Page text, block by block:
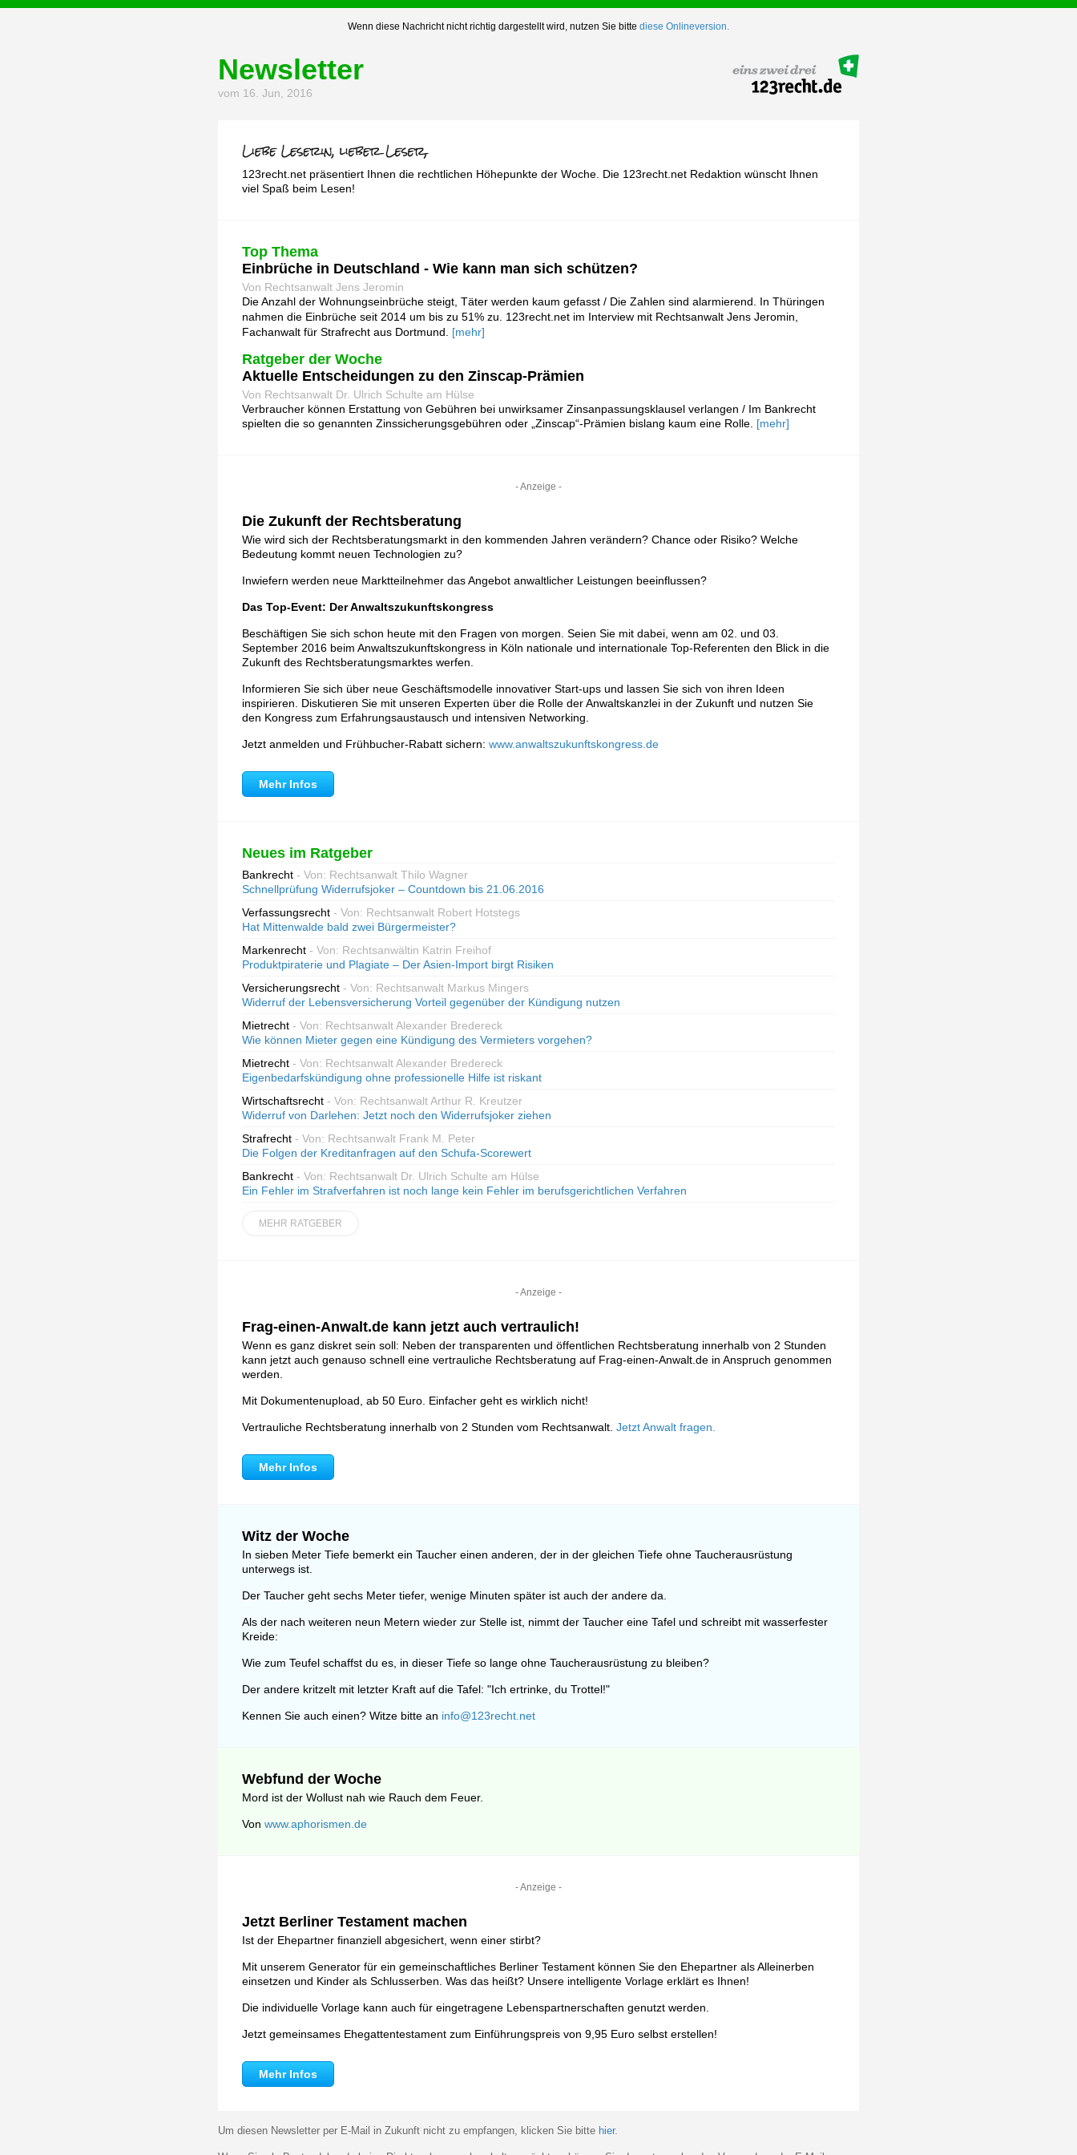
Wenn diese Nachricht nicht richtig dargestellt wird, nutzen Sie bitte diese Onlineversion.
Newsletter
vom 16. Jun, 2016
123recht.net präsentiert Ihnen die rechtlichen Höhepunkte der Woche. Die 123recht.net Redaktion wünscht Ihnen
viel Spaß beim Lesen!
Top Thema
Einbrüche in Deutschland - Wie kann man sich schützen?
Von Rechtsanwalt Jens Jeromin
Die Anzahl der Wohnungseinbrüche steigt, Täter werden kaum gefasst / Die Zahlen sind alarmierend. In Thüringen
nahmen die Einbrüche seit 2014 um bis zu 51% zu. 123recht.net im Interview mit Rechtsanwalt Jens Jeromin,
Fachanwalt für Strafrecht aus Dortmund.
[mehr]
Ratgeber der Woche
Aktuelle Entscheidungen zu den Zinscap-Prämien
Von Rechtsanwalt Dr. Ulrich Schulte am Hülse
Verbraucher können Erstattung von Gebühren bei unwirksamer Zinsanpassungsklausel verlangen / Im Bankrecht
spielten die so genannten Zinssicherungsgebühren oder „Zinscap“-Prämien bislang kaum eine Rolle. [mehr]
- Anzeige -
Die Zukunft der Rechtsberatung
Wie wird sich der Rechtsberatungsmarkt in den kommenden Jahren verändern? Chance oder Risiko? Welche
Bedeutung kommt neuen Technologien zu?
Inwiefern werden neue Marktteilnehmer das Angebot anwaltlicher Leistungen beeinflussen?
Das Top-Event: Der Anwaltszukunftskongress
Beschäftigen Sie sich schon heute mit den Fragen von morgen. Seien Sie mit dabei, wenn am 02. und 03.
September 2016 beim Anwaltszukunftskongress in Köln nationale und internationale Top-Referenten den Blick in die
Zukunft des Rechtsberatungsmarktes werfen.
Informieren Sie sich über neue Geschäftsmodelle innovativer Start-ups und lassen Sie sich von ihren Ideen
inspirieren. Diskutieren Sie mit unseren Experten über die Rolle der Anwaltskanzlei in der Zukunft und nutzen Sie
den Kongress zum Erfahrungsaustausch und intensiven Networking.
Jetzt anmelden und Frühbucher-Rabatt sichern: www.anwaltszukunftskongress.de
Mehr Infos
Neues im Ratgeber
Bankrecht - Von: Rechtsanwalt Thilo Wagner
Schnellprüfung Widerrufsjoker – Countdown bis 21.06.2016
Verfassungsrecht - Von: Rechtsanwalt Robert Hotstegs
Hat Mittenwalde bald zwei Bürgermeister?
Markenrecht - Von: Rechtsanwältin Katrin Freihof
Produktpiraterie und Plagiate – Der Asien-Import birgt Risiken
Versicherungsrecht - Von: Rechtsanwalt Markus Mingers
Widerruf der Lebensversicherung Vorteil gegenüber der Kündigung nutzen
Mietrecht - Von: Rechtsanwalt Alexander Bredereck
Wie können Mieter gegen eine Kündigung des Vermieters vorgehen?
Mietrecht - Von: Rechtsanwalt Alexander Bredereck
Eigenbedarfskündigung ohne professionelle Hilfe ist riskant
Wirtschaftsrecht - Von: Rechtsanwalt Arthur R. Kreutzer
Widerruf von Darlehen: Jetzt noch den Widerrufsjoker ziehen
Strafrecht - Von: Rechtsanwalt Frank M. Peter
Die Folgen der Kreditanfragen auf den Schufa-Scorewert
Bankrecht - Von: Rechtsanwalt Dr. Ulrich Schulte am Hülse
Ein Fehler im Strafverfahren ist noch lange kein Fehler im berufsgerichtlichen Verfahren
MEHR RATGEBER
- Anzeige -
Frag-einen-Anwalt.de kann jetzt auch vertraulich!
Wenn es ganz diskret sein soll: Neben der transparenten und öffentlichen Rechtsberatung innerhalb von 2 Stunden
kann jetzt auch genauso schnell eine vertrauliche Rechtsberatung auf Frag-einen-Anwalt.de in Anspruch genommen
werden.
Mit Dokumentenupload, ab 50 Euro. Einfacher geht es wirklich nicht!
Vertrauliche Rechtsberatung innerhalb von 2 Stunden vom Rechtsanwalt. Jetzt Anwalt fragen.
Mehr Infos
Witz der Woche
In sieben Meter Tiefe bemerkt ein Taucher einen anderen, der in der gleichen Tiefe ohne Taucherausrüstung
unterwegs ist.
Der Taucher geht sechs Meter tiefer, wenige Minuten später ist auch der andere da.
Als der nach weiteren neun Metern wieder zur Stelle ist, nimmt der Taucher eine Tafel und schreibt mit wasserfester
Kreide:
Wie zum Teufel schaffst du es, in dieser Tiefe so lange ohne Taucherausrüstung zu bleiben?
Der andere kritzelt mit letzter Kraft auf die Tafel: "Ich ertrinke, du Trottel!"
Kennen Sie auch einen? Witze bitte an info@123recht.net
Webfund der Woche
Mord ist der Wollust nah wie Rauch dem Feuer.
Von www.aphorismen.de
- Anzeige -
Jetzt Berliner Testament machen
Ist der Ehepartner finanziell abgesichert, wenn einer stirbt?
Mit unserem Generator für ein gemeinschaftliches Berliner Testament können Sie den Ehepartner als Alleinerben
einsetzen und Kinder als Schlusserben. Was das heißt? Unsere intelligente Vorlage erklärt es Ihnen!
Die individuelle Vorlage kann auch für eingetragene Lebenspartnerschaften genutzt werden.
Jetzt gemeinsames Ehegattentestament zum Einführungspreis von 9,95 Euro selbst erstellen!
Mehr Infos
Um diesen Newsletter per E-Mail in Zukunft nicht zu empfangen, klicken Sie bitte hier.